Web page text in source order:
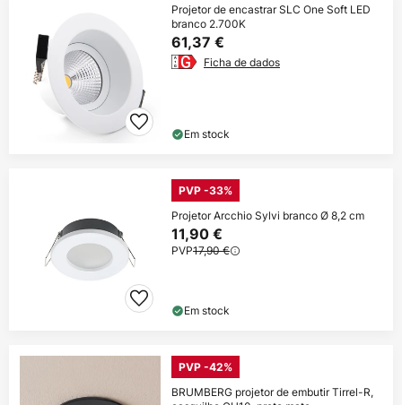
Projetor de encastrar SLC One Soft LED
branco 2.700K
61,37 €
Ficha de dados
Em stock
PVP -33%
Projetor Arcchio Sylvi branco Ø 8,2 cm
11,90 €
PVP17,90 €
Em stock
PVP -42%
BRUMBERG projetor de embutir Tirrel-R,